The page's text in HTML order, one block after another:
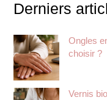
Derniers
Ongles
choisir ?
Vernis